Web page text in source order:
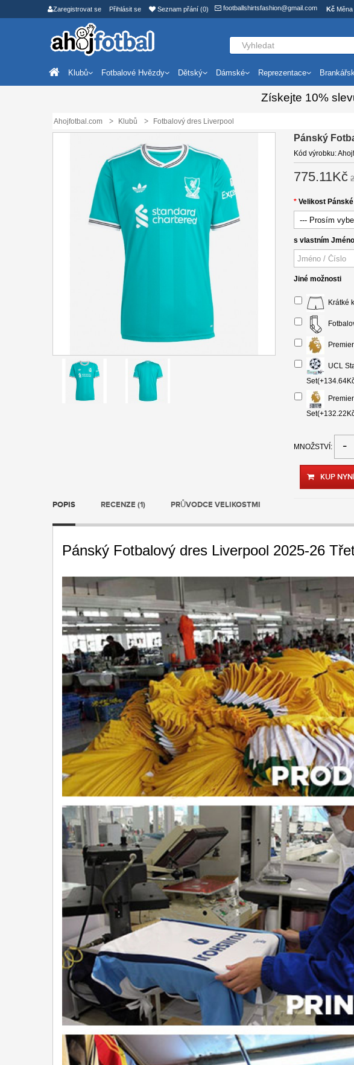
Zaregistrovat se Přihlásit se Seznam přání (0) footballshirtsfashion@gmail.com Kč Měna
Klubů Fotbalové Hvězdy Dětský Dámské Reprezentace
Získejte 10%
Ahojfotbal.com Klubů Fotbalový dres Liverpool
Pánský
Kód výrobku:
775.11Kč
Velikost Pánské
s vlastním
Jiné možnosti
Krátké
UCL
MNOŽSTVÍ:
KUP NYNÍ
POPIS RECENZE (1) PRŮVODCE VELIKOSTMI
Pánský Fotbalový dres Liverpool 2025-26